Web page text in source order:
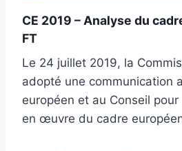
CE 2019 – Analyse du
FT
Le 24 juillet 2019, la
adopté une communication
européen et au Conseil
en œuvre du cadre